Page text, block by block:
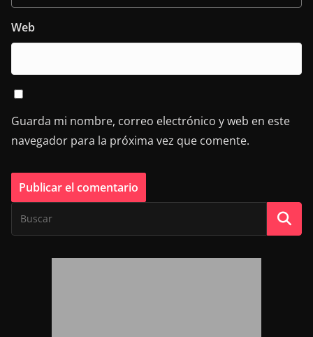
Web
Guarda mi nombre, correo electrónico y web en este
navegador para la próxima vez que comente.